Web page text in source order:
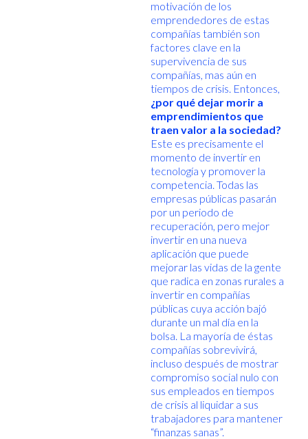
motivación de los
emprendedores de estas
compañías también son
factores clave en la
supervivencia de sus
compañías, mas aún en
tiempos de crisis. Entonces,
¿por qué dejar morir a
emprendimientos que
traen valor a la sociedad?
Este es precisamente el
momento de invertir en
tecnología y promover la
competencia. Todas las
empresas públicas pasarán
por un periodo de
recuperación, pero mejor
invertir en una nueva
aplicación que puede
mejorar las vidas de la gente
que radica en zonas rurales a
invertir en compañías
públicas cuya acción bajó
durante un mal día en la
bolsa. La mayoría de éstas
compañías sobrevivirá,
incluso después de mostrar
compromiso social nulo con
sus empleados en tiempos
de crisis al liquidar a sus
trabajadores para mantener
“finanzas sanas”.